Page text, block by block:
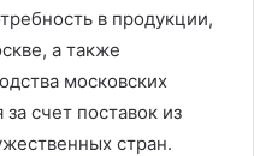
в продукции,
а также
московских
счет поставок из
стран.